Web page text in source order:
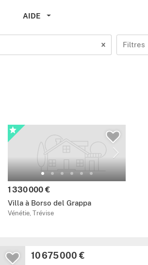
AIDE
Filtres
1 330 000 €
Villa à Borso del Grappa
Vénétie, Trévise
10 675 000 €